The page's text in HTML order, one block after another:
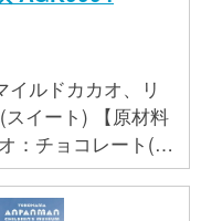
ルドカカオ、リ
) 【原材料
：チョコレート(カ
ルギー製造)、小
化糖、カカオバ